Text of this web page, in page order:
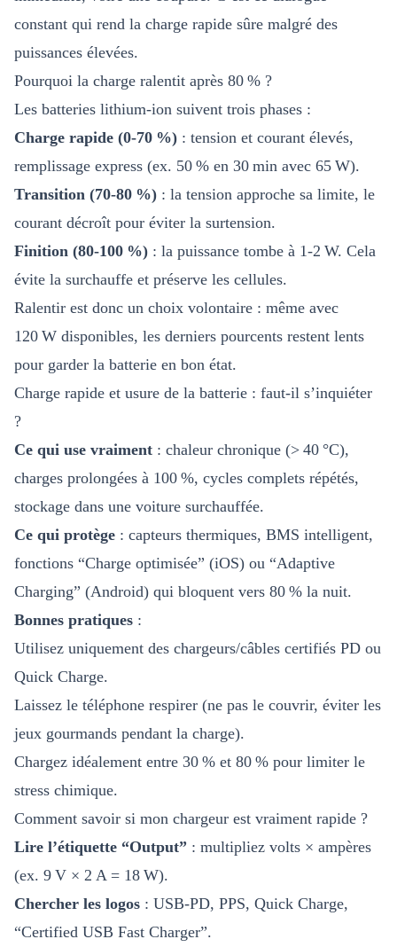
constant qui rend la charge rapide sûre malgré des
puissances élevées.
Pourquoi la charge ralentit après 80 % ?
Les batteries lithium-ion suivent trois phases :
Charge rapide (0-70 %) : tension et courant élevés,
remplissage express (ex. 50 % en 30 min avec 65 W).
Transition (70-80 %) : la tension approche sa limite, le
courant décroît pour éviter la surtension.
Finition (80-100 %) : la puissance tombe à 1-2 W. Cela
évite la surchauffe et préserve les cellules.
Ralentir est donc un choix volontaire : même avec
120 W disponibles, les derniers pourcents restent lents
pour garder la batterie en bon état.
Charge rapide et usure de la batterie : faut-il s’inquiéter
?
Ce qui use vraiment : chaleur chronique (> 40 °C),
charges prolongées à 100 %, cycles complets répétés,
stockage dans une voiture surchauffée.
Ce qui protège : capteurs thermiques, BMS intelligent,
fonctions “Charge optimisée” (iOS) ou “Adaptive
Charging” (Android) qui bloquent vers 80 % la nuit.
Bonnes pratiques :
Utilisez uniquement des chargeurs/câbles certifiés PD ou
Quick Charge.
Laissez le téléphone respirer (ne pas le couvrir, éviter les
jeux gourmands pendant la charge).
Chargez idéalement entre 30 % et 80 % pour limiter le
stress chimique.
Comment savoir si mon chargeur est vraiment rapide ?
Lire l’étiquette “Output” : multipliez volts × ampères
(ex. 9 V × 2 A = 18 W).
Chercher les logos : USB-PD, PPS, Quick Charge,
“Certified USB Fast Charger”.